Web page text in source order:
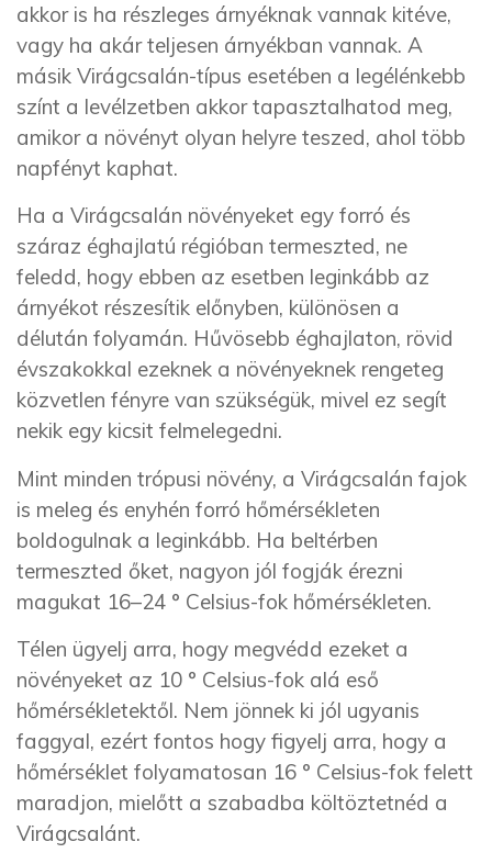
akkor is ha részleges árnyéknak vannak kitéve,
vagy ha akár teljesen árnyékban vannak. A
másik Virágcsalán-típus esetében a legélénkebb
színt a levélzetben akkor tapasztalhatod meg,
amikor a növényt olyan helyre teszed, ahol több
napfényt kaphat.
Ha a Virágcsalán növényeket egy forró és
száraz éghajlatú régióban termeszted, ne
feledd, hogy ebben az esetben leginkább az
árnyékot részesítik előnyben, különösen a
délután folyamán. Hűvösebb éghajlaton, rövid
évszakokkal ezeknek a növényeknek rengeteg
közvetlen fényre van szükségük, mivel ez segít
nekik egy kicsit felmelegedni.
Mint minden trópusi növény, a Virágcsalán fajok
is meleg és enyhén forró hőmérsékleten
boldogulnak a leginkább. Ha beltérben
termeszted őket, nagyon jól fogják érezni
magukat 16–24 ° Celsius-fok hőmérsékleten.
Télen ügyelj arra, hogy megvédd ezeket a
növényeket az 10 ° Celsius-fok alá eső
hőmérsékletektől. Nem jönnek ki jól ugyanis
faggyal, ezért fontos hogy figyelj arra, hogy a
hőmérséklet folyamatosan 16 ° Celsius-fok felett
maradjon, mielőtt a szabadba költöztetnéd a
Virágcsalánt.